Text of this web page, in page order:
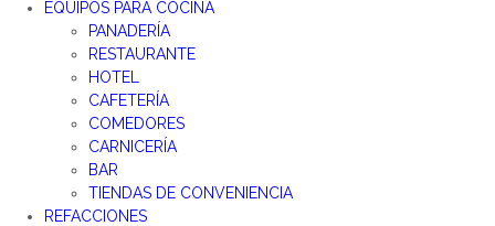
EQUIPOS PARA COCINA
PANADERÍA
RESTAURANTE
HOTEL
CAFETERÍA
COMEDORES
CARNICERÍA
BAR
TIENDAS DE CONVENIENCIA
REFACCIONES